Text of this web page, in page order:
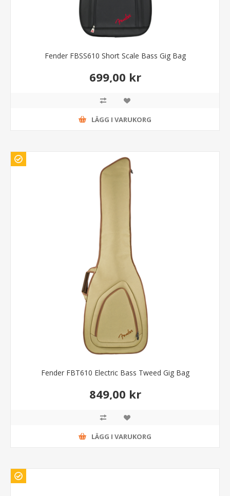
Fender FBSS610 Short Scale Bass Gig Bag
699,00 kr
LÄGG I VARUKORG
Fender FBT610 Electric Bass Tweed Gig Bag
849,00 kr
LÄGG I VARUKORG